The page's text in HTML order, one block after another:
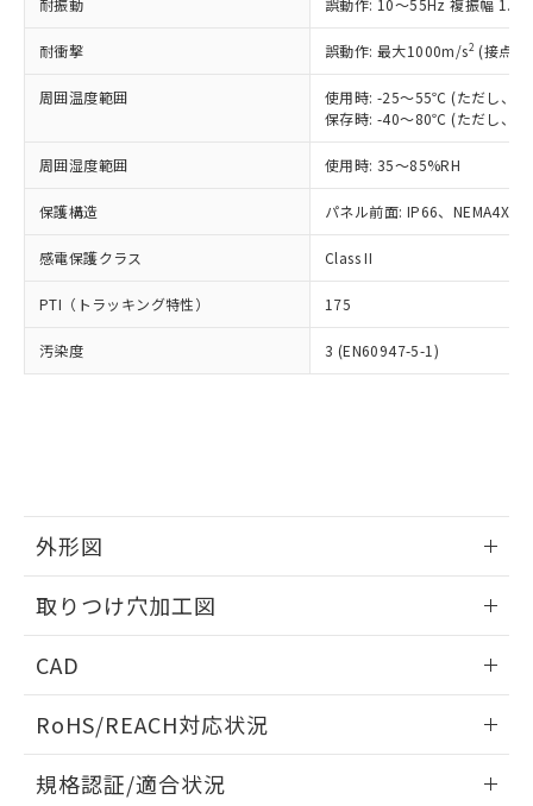
耐振動 誤動作: 10～55Hz 複振幅
耐衝撃 誤動作: 最大1000m/s2 (接点
周囲温度範囲
使用時: -25～55℃ (ただし、氷
保存時: -40～80℃ (ただし、氷
周囲湿度範囲 使用時: 35～85%RH
保護構造 パネル前面: IP66、NEMA4X,
感電保護クラス Class II
PTI（トラッキング特性） 175
汚染度 3 (EN60947-5-1)
外形図
取りつけ穴加工図
CAD
ドすることができます。
RoHS/REACH対応状況
規格認証/適合状況
正式な納期状況および標準価格はお客
様のお取引先、またはお客様担当のオ
ムロン制御機器販売店・当社販売員に
オムロン制御機器販売店や当社販売拠
販売ネットワーク
」をご確認
在庫状況および標準価格結果を当社の
事前の承諾なく第三者に漏洩または開
示しないようお願いします。
マイパーツ機能（部品リスト作成サー
ビス）をご利用いただくには、I-Web
メンバーズにご登録されている必要が
お客様が当ウェブサイト上で当社にご
指します。
但し、RoHS指令で産業用監視および制御機器に対する
適用除外項目は除く。
フタル酸エステル類の４物質については閾値を超える意
図的な使用がないことを確認しています。
部品在庫の切り替え状況などにより、予定
月が前後することがあります。
※3 非含有証明書ダウンロード
51物質の非含有証明書（当社基準）
※本証明書は発行日時点で非含有を証明す
るもので、過去に遡って非含有を証明する
ものではありません。
また、RoHS指令のフタル酸エステル類４
欄に対応日を記載しておりました。
既に当社にて対応品への在庫切替を完了
していることから、特段のことがない限
り、2022年1月12日より割愛しておりま
す。
DBP(フタル酸ジブチル) : 1000ppm、 DIBP(フタル酸ジ
イソブチル) : 1000ppm、 BBP(フタル酸ブチルベンジ
DEHP(フタル酸ビス(2-エチルヘキシル)) : 1000ppm
準値以下であることを示します。
「10」：通常の使用状況下において有害物
質が外部に漏えいし、環境に深刻な影響を
及ぼさない年数を意味します。
「－」：未確認です。当社販売部門へお問
全に破砕するなど、違法に輸出されな
いよう必要な手段を講じます。
当社は貴社製品を、核兵器、ミサイ
ル、化学兵器、生物兵器またはその他
武器並びにこれらの製造装置等に一切
当社は、貴社製品を第三者に販売する
場合は、上記1、2および3の内容を当
該第三者に通知します。また当社は、
販売先および販売に係わる関係者が違
法に輸出するおそれがある場合は、取
り引きをいたしません。
一定数には満たないが在庫あり
－
在庫なし(最新の在庫状況につ
いては、お客様のお取引先、ま
たはお客様担当のオムロン制御
機器販売店・当社販売員にご確
空
受注生産機種、また在庫状況の
情報を公開していない機種